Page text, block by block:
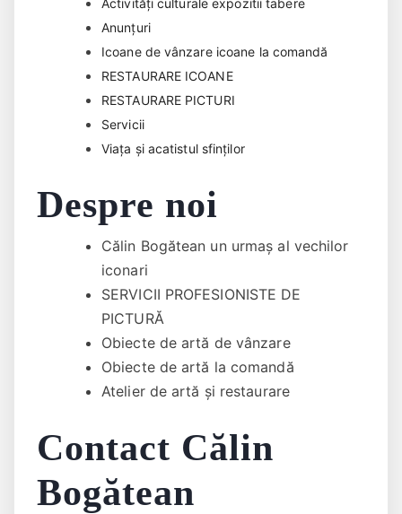
Anunțuri
Icoane de vânzare icoane la comandă
RESTAURARE ICOANE
RESTAURARE PICTURI
Servicii
Viața și acatistul sfinților
Despre noi
Călin Bogătean un urmaş al vechilor
iconari
SERVICII PROFESIONISTE DE
PICTURĂ
Obiecte de artă de vânzare
Obiecte de artă la comandă
Atelier de artă și restaurare
Contact Călin
Bogătean